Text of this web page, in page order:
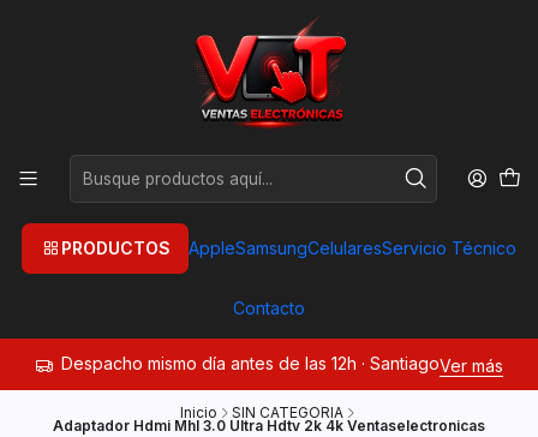
PRODUCTOS AppleSamsungCelularesServicio Técnico
Contacto
Despacho mismo día antes de las 12h · SantiagoVer más
Inicio SIN CATEGORIA
Adaptador Hdmi Mhl 3.0 Ultra Hdtv 2k 4k Ventaselectronicas